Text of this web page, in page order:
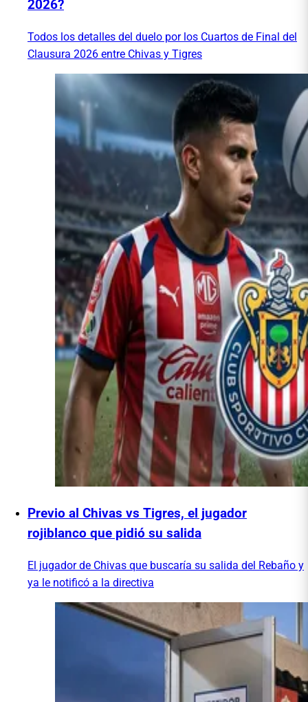
2026?
Todos los detalles del duelo por los Cuartos de Final del
Clausura 2026 entre Chivas y Tigres
Previo al Chivas vs Tigres, el jugador
rojiblanco que pidió su salida
El jugador de Chivas que buscaría su salida del Rebaño y
ya le notificó a la directiva